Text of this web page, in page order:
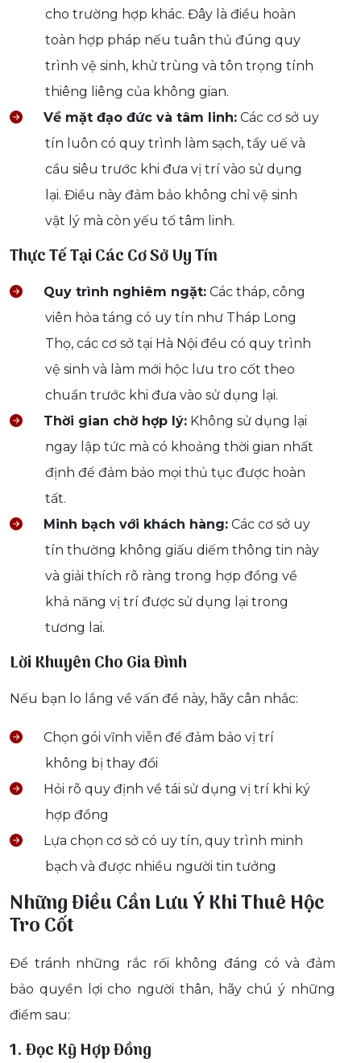
cho trường hợp khác. Đây là điều hoàn
toàn hợp pháp nếu tuân thủ đúng quy
trình vệ sinh, khử trùng và tôn trọng tính
thiêng liêng của không gian.
Về mặt đạo đức và tâm linh: Các cơ sở uy
tín luôn có quy trình làm sạch, tẩy uế và
cầu siêu trước khi đưa vị trí vào sử dụng
lại. Điều này đảm bảo không chỉ vệ sinh
vật lý mà còn yếu tố tâm linh.
Thực Tế Tại Các Cơ Sở Uy Tín
Quy trình nghiêm ngặt: Các tháp, công
viên hỏa táng có uy tín như Tháp Long
Thọ, các cơ sở tại Hà Nội đều có quy trình
vệ sinh và làm mới hộc lưu tro cốt theo
chuẩn trước khi đưa vào sử dụng lại.
Thời gian chờ hợp lý: Không sử dụng lại
ngay lập tức mà có khoảng thời gian nhất
định để đảm bảo mọi thủ tục được hoàn
tất.
Minh bạch với khách hàng: Các cơ sở uy
tín thường không giấu diếm thông tin này
và giải thích rõ ràng trong hợp đồng về
khả năng vị trí được sử dụng lại trong
tương lai.
Lời Khuyên Cho Gia Đình
Nếu bạn lo lắng về vấn đề này, hãy cân nhắc:
Chọn gói vĩnh viễn để đảm bảo vị trí
không bị thay đổi
Hỏi rõ quy định về tái sử dụng vị trí khi ký
hợp đồng
Lựa chọn cơ sở có uy tín, quy trình minh
bạch và được nhiều người tin tưởng
Những Điều Cần Lưu Ý Khi Thuê Hộc
Tro Cốt
Để tránh những rắc rối không đáng có và đảm
bảo quyền lợi cho người thân, hãy chú ý những
điểm sau:
1. Đọc Kỹ Hợp Đồng